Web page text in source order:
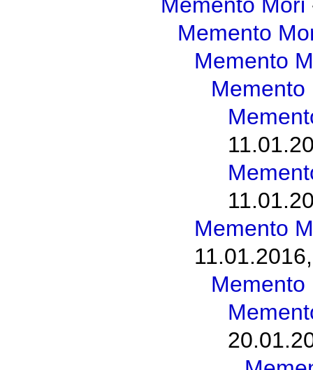
Memento Mori
Memento
Memento
Memento
Memento
Memento